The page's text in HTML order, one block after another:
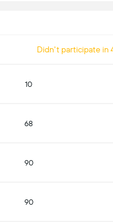
Didn't participate in
10
68
90
90